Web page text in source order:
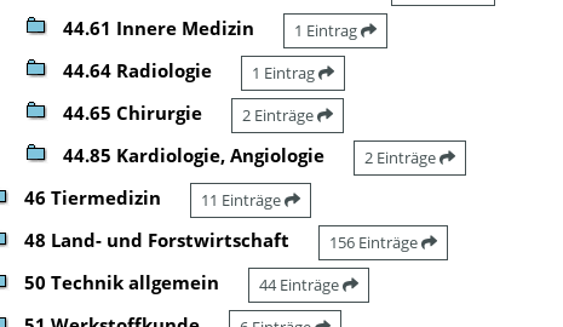
44.61 Innere Medizin 1 Eintrag
44.64 Radiologie 1 Eintrag
44.65 Chirurgie 2 Einträge
44.85 Kardiologie, Angiologie 2 Einträge
46 Tiermedizin 11 Einträge
48 Land- und Forstwirtschaft 156 Einträge
50 Technik allgemein 44 Einträge